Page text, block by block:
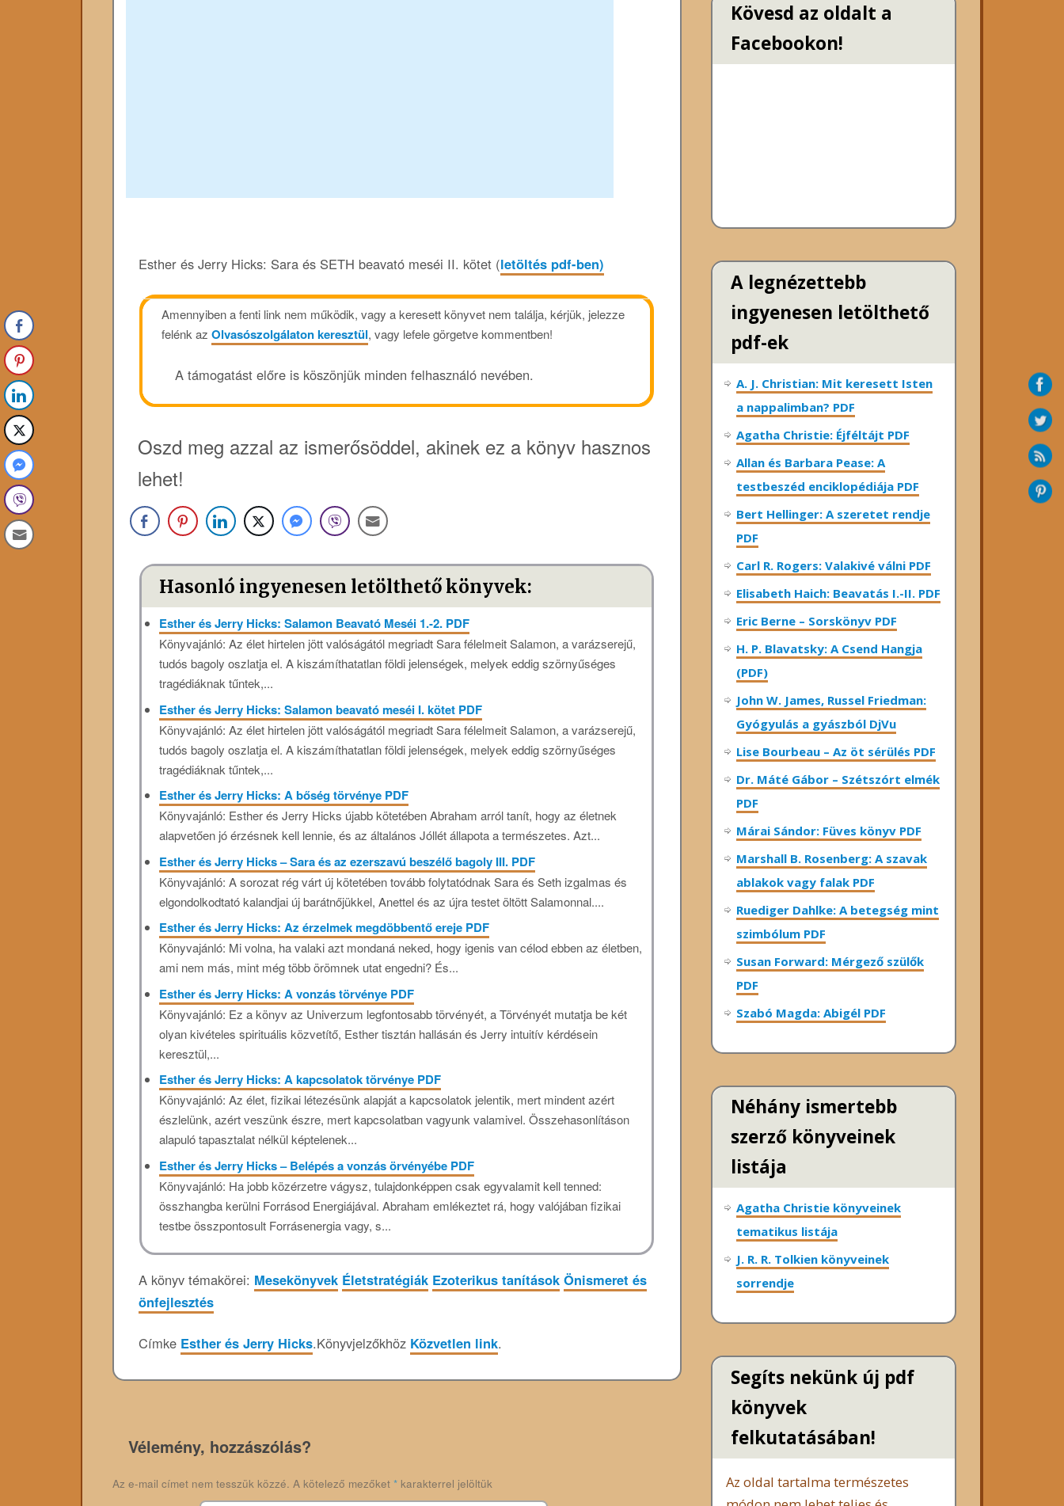
Esther és Jerry Hicks: Sara és SETH beavató meséi II. kötet (letöltés pdf-ben)
Amennyiben a fenti link nem működik, vagy a keresett könyvet nem találja, kérjük, jelezze
felénk azOlvasószolgálaton keresztül, vagy lefele görgetve kommentben!
A támogatást előre is köszönjük minden felhasználó nevében.
Oszd meg azzal az ismerősöddel, akinek ez a könyv hasznos
lehet!
Hasonló ingyenesen letölthető könyvek:
Esther és Jerry Hicks: Salamon Beavató Meséi 1.-2. PDF
Könyvajánló: Az élet hirtelen jött valóságától megriadt Sara félelmeit Salamon, a varázserejű,
tudós bagoly oszlatja el. A kiszámíthatatlan földi jelenségek, melyek eddig szörnyűséges
tragédiáknak tűntek,...
Esther és Jerry Hicks: Salamon beavató meséi I. kötet PDF
Könyvajánló: Az élet hirtelen jött valóságától megriadt Sara félelmeit Salamon, a varázserejű,
tudós bagoly oszlatja el. A kiszámíthatatlan földi jelenségek, melyek eddig szörnyűséges
tragédiáknak tűntek,...
Esther és Jerry Hicks: A bőség törvénye PDF
Könyvajánló: Esther és Jerry Hicks újabb kötetében Abraham arról tanít, hogy az életnek
alapvetően jó érzésnek kell lennie, és az általános Jóllét állapota a természetes. Azt...
Esther és Jerry Hicks – Sara és az ezerszavú beszélő bagoly III. PDF
Könyvajánló: A sorozat rég várt új kötetében tovább folytatódnak Sara és Seth izgalmas és
elgondolkodtató kalandjai új barátnőjükkel, Anettel és az újra testet öltött Salamonnal....
Esther és Jerry Hicks: Az érzelmek megdöbbentő ereje PDF
Könyvajánló: Mi volna, ha valaki azt mondaná neked, hogy igenis van célod ebben az életben,
ami nem más, mint még több örömnek utat engedni? És...
Esther és Jerry Hicks: A vonzás törvénye PDF
Könyvajánló: Ez a könyv az Univerzum legfontosabb törvényét, a Törvényét mutatja be két
olyan kivételes spirituális közvetítő, Esther tisztán hallásán és Jerry intuitív kérdésein
keresztül,...
Esther és Jerry Hicks: A kapcsolatok törvénye PDF
Könyvajánló: Az élet, fizikai létezésünk alapját a kapcsolatok jelentik, mert mindent azért
észlelünk, azért veszünk észre, mert kapcsolatban vagyunk valamivel. Összehasonlításon
alapuló tapasztalat nélkül képtelenek...
Esther és Jerry Hicks – Belépés a vonzás örvényébe PDF
Könyvajánló: Ha jobb közérzetre vágysz, tulajdonképpen csak egyvalamit kell tenned:
összhangba kerülni Forrásod Energiájával. Abraham emlékeztet rá, hogy valójában fizikai
testbe összpontosult Forrásenergia vagy, s...
A könyv témakörei: Mesekönyvek Életstratégiák Ezoterikus tanítások Önismeret és
önfejlesztés
Címke Esther és Jerry Hicks.Könyvjelzőkhöz Közvetlen link.
Vélemény, hozzászólás?
Az e-mail címet nem tesszük közzé. A kötelező mezőket *karakterrel jelöltük
Kövesd az oldalt a
Facebookon!
A legnézettebb
ingyenesen letölthető
pdf-ek
A. J. Christian: Mit keresett Isten
a nappalimban? PDF
Agatha Christie: Éjféltájt PDF
Allan és Barbara Pease: A
testbeszéd enciklopédiája PDF
Bert Hellinger: A ​szeretet rendje
PDF
Carl R. Rogers: Valakivé válni PDF
Elisabeth Haich: Beavatás I.-II. PDF
Eric Berne – Sorskönyv PDF
H. P. Blavatsky: A Csend Hangja
(PDF)
John W. James, Russel Friedman:
Gyógyulás a gyászból DjVu
Lise Bourbeau – Az öt sérülés PDF
Dr. Máté Gábor – Szétszórt elmék
PDF
Márai Sándor: Füves könyv PDF
Marshall B. Rosenberg: A szavak
ablakok vagy falak PDF
Ruediger Dahlke: A betegség mint
szimbólum PDF
Susan Forward: Mérgező szülők
PDF
Szabó Magda: Abigél PDF
Néhány ismertebb
szerző könyveinek
listája
Agatha Christie könyveinek
tematikus listája
J. R. R. Tolkien könyveinek
sorrendje
Segíts nekünk új pdf
könyvek
felkutatásában!
Az oldal tartalma természetes